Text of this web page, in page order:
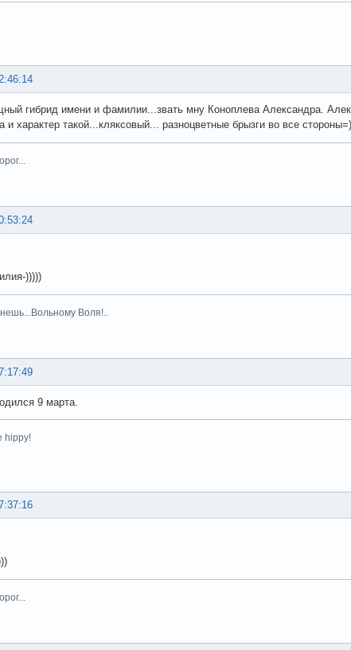
гибрид имени и фамилии...звать мну Коноплева Александра.
и характер такой...кляксовый... разноцветные брызги во все
)))))
Воля!..
9 марта.
hippy!